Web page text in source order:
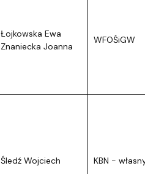
Łojkowska Ewa
Znaniecka Joanna
WFOŚiGW
Śledź Wojciech KBN -